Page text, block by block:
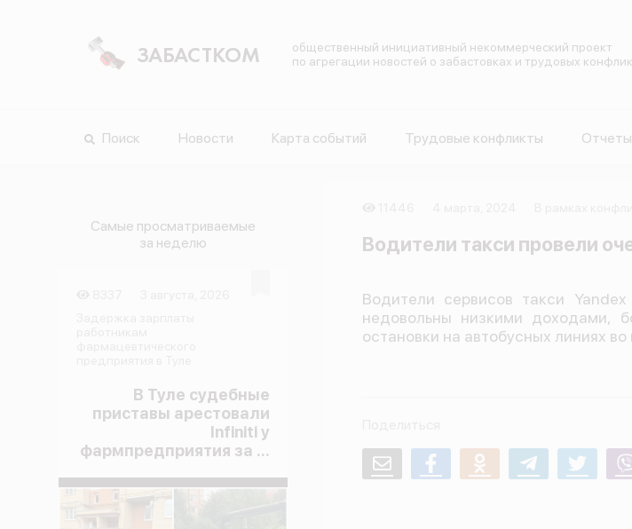
ЗАБАСТКОМ
общественный инициативный некоммерческий проект
по агрегации новостей о забастовках и трудовых
Поиск Новости Карта событий Трудовые конфликты Отчеты
Самые просматриваемые
за неделю
В Туле судебные
приставы арестовали
Infiniti у
фармпредприятия за ...
Водители такси провели
Водители сервисов такси
недовольны низкими доходами,
остановки на автобусных линиях
Email FacebookOdnoklassnikiTelegram Twitter